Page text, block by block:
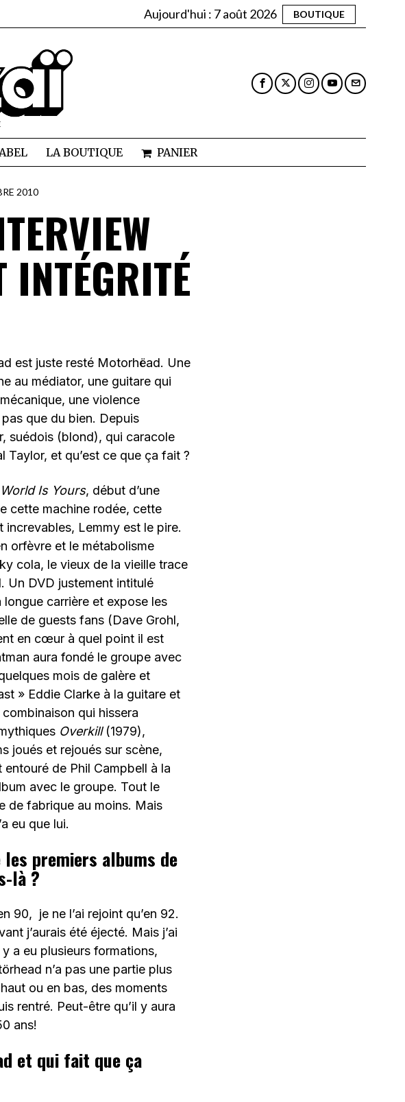
Aujourd'hui : 7 août 2026 BOUTIQUE
LA BOUTIQUE PANIER
2010
INTÉGRITÉ
est juste resté Motorhëad. Une
au médiator, une guitare qui
une violence
que du bien. Depuis
suédois (blond), qui caracole
Taylor, et qu’est ce que ça fait ?
Is Yours, début d’une
cette machine rodée, cette
Lemmy est le pire.
orfèvre et le métabolisme
cola, le vieux de la vieille trace
Un DVD justement intitulé
carrière et expose les
de guests fans (Dave Grohl,
en cœur à quel point il est
aura fondé le groupe avec
mois de galère et
» Eddie Clarke à la guitare et
qui hissera
Overkill(1979),
joués et rejoués sur scène,
de Phil Campbell à la
avec le groupe. Tout le
de fabrique au moins. Mais
eu que lui.
premiers albums de
là ?
90, je ne l’ai rejoint qu’en 92.
j’aurais été éjecté. Mais j’ai
a eu plusieurs formations,
n’a pas une partie plus
ou en bas, des moments
rentré. Peut-être qu’il y aura
ans!
et qui fait que ça